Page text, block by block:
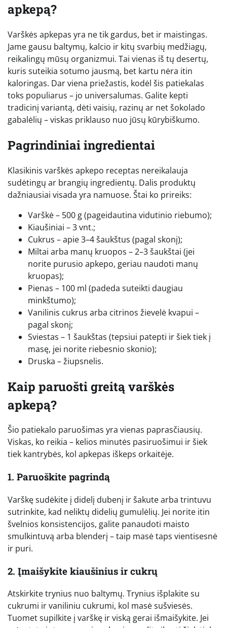
apkepą?
Varškės apkepas yra ne tik gardus, bet ir maistingas.
Jame gausu baltymų, kalcio ir kitų svarbių medžiagų,
reikalingų mūsų organizmui. Tai vienas iš tų desertų,
kuris suteikia sotumo jausmą, bet kartu nėra itin
kaloringas. Dar viena priežastis, kodėl šis patiekalas
toks populiarus – jo universalumas. Galite kepti
tradicinį variantą, dėti vaisių, razinų ar net šokolado
gabalėlių – viskas priklauso nuo jūsų kūrybiškumo.
Pagrindiniai ingredientai
Klasikinis varškės apkepo receptas nereikalauja
sudėtingų ar brangių ingredientų. Dalis produktų
dažniausiai visada yra namuose. Štai ko prireiks:
Varškė – 500 g (pageidautina vidutinio riebumo);
Kiaušiniai – 3 vnt.;
Cukrus – apie 3–4 šaukštus (pagal skonį);
Miltai arba manų kruopos – 2–3 šaukštai (jei
norite purusio apkepo, geriau naudoti manų
kruopas);
Pienas – 100 ml (padeda suteikti daugiau
minkštumo);
Vanilinis cukrus arba citrinos žievelė kvapui –
pagal skonį;
Sviestas – 1 šaukštas (tepsiui patepti ir šiek tiek į
masę, jei norite riebesnio skonio);
Druska – žiupsnelis.
Kaip paruošti greitą varškės
apkepą?
Šio patiekalo paruošimas yra vienas paprasčiausių.
Viskas, ko reikia – kelios minutės pasiruošimui ir šiek
tiek kantrybės, kol apkepas iškeps orkaitėje.
1. Paruoškite pagrindą
Varškę sudėkite į didelį dubenį ir šakute arba trintuvu
sutrinkite, kad neliktų didelių gumulėlių. Jei norite itin
švelnios konsistencijos, galite panaudoti maisto
smulkintuvą arba blenderį – taip masė taps vientisesnė
ir puri.
2. Įmaišykite kiaušinius ir cukrų
Atskirkite trynius nuo baltymų. Trynius išplakite su
cukrumi ir vaniliniu cukrumi, kol masė sušviesės.
Tuomet supilkite į varškę ir viską gerai išmaišykite. Jei